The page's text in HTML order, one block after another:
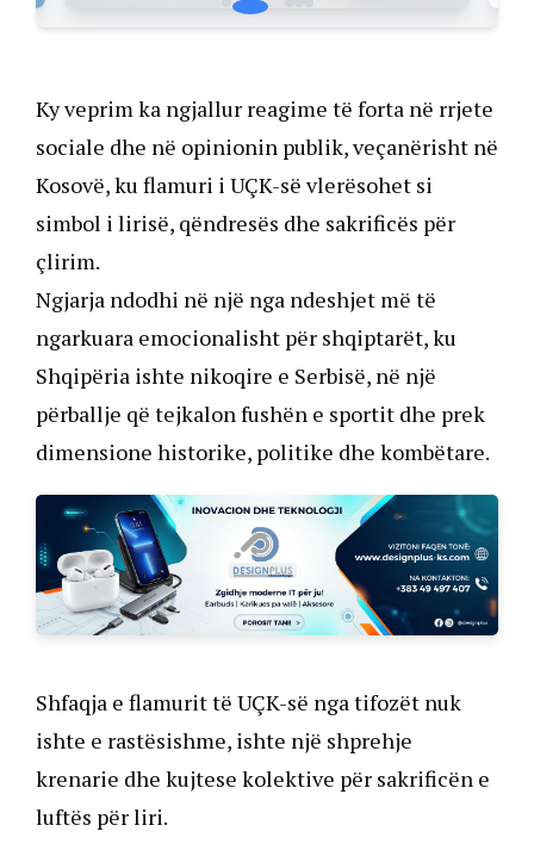
Ky veprim ka ngjallur reagime të forta në rrjete
sociale dhe në opinionin publik, veçanërisht në
Kosovë, ku flamuri i UÇK-së vlerësohet si
simbol i lirisë, qëndresës dhe sakrificës për
çlirim.
Ngjarja ndodhi në një nga ndeshjet më të
ngarkuara emocionalisht për shqiptarët, ku
Shqipëria ishte nikoqire e Serbisë, në një
përballje që tejkalon fushën e sportit dhe prek
dimensione historike, politike dhe kombëtare.
Shfaqja e flamurit të UÇK-së nga tifozët nuk
ishte e rastësishme, ishte një shprehje
krenarie dhe kujtese kolektive për sakrificën e
luftës për liri.